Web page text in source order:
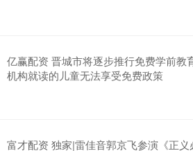
亿赢配资 晋城市将逐步推行免费学前教
机构就读的儿童无法享受免费政策
富才配资 独家|雷佳音郭京飞参演《正义